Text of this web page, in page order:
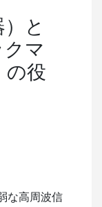
と
マ
の役
な高周波信